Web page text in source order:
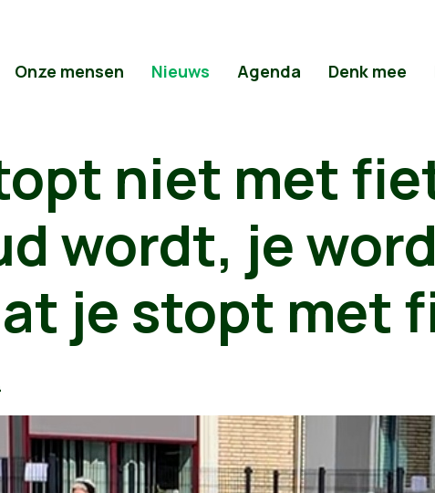
Onze mensen Nieuws Agenda Denk mee
niet met
wordt, je
je stopt met